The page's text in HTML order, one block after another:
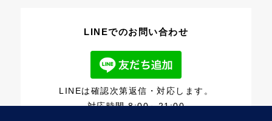
LINEでのお問い合わせ
LINEは確認次第返信・対応します。
対応時間 8:00～21:00